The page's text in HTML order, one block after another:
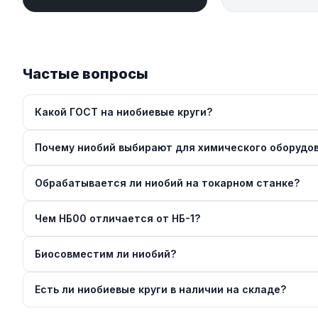
Частые вопросы
Какой ГОСТ на ниобиевые круги?
Почему ниобий выбирают для химического
Обрабатывается ли ниобий на токарном станке?
Чем НБ00 отличается от НБ-1?
Биосовместим ли ниобий?
Есть ли ниобиевые круги в наличии на складе?